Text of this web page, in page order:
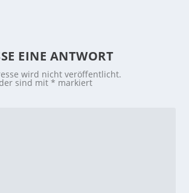
EINE ANTWORT
wird nicht veröffentlicht.
sind mit* markiert